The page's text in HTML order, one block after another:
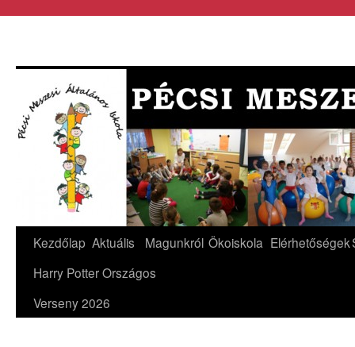
Kezdőlap Aktuális Magunkról Ökoiskola Elérhetőségek
Harry Potter Országos
Verseny 2026